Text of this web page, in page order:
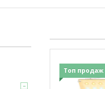
Топ продаж